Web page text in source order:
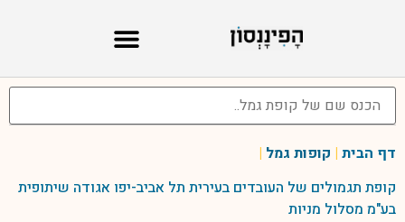
דף הבית | קופות גמל |
קופת תגמולים של העובדים בעירית תל אביב-יפו אגודה שיתופית
בע"מ מסלול מניות